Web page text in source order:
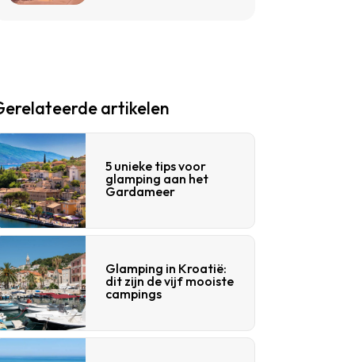
artikelen
5 unieke tips voor
glamping aan het
Gardameer
Glamping in Kroatië:
dit zijn de vijf mooiste
campings